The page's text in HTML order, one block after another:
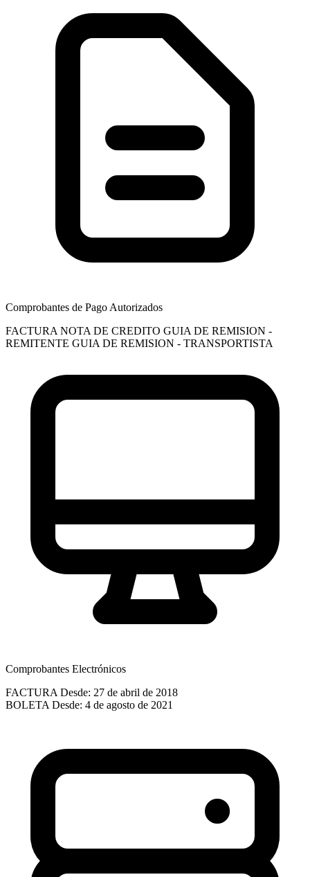
Comprobantes de Pago Autorizados
FACTURA NOTA DE CREDITO GUIA DE REMISION -
REMITENTE GUIA DE REMISION - TRANSPORTISTA
Comprobantes Electrónicos
FACTURA Desde: 27 de abril de 2018
BOLETA Desde: 4 de agosto de 2021